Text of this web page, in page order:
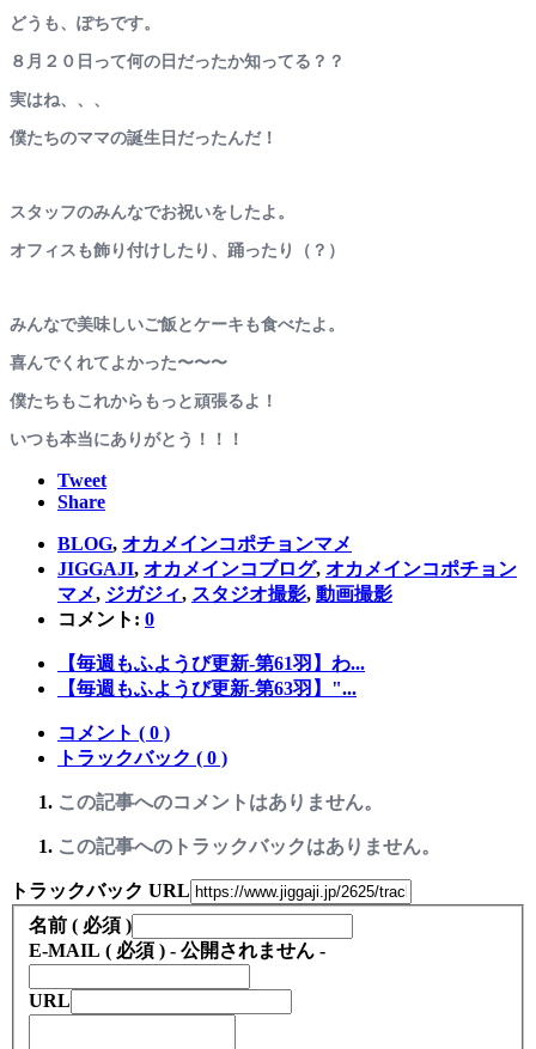
どうも、ぽちです。
８月２０日って何の日だったか知ってる？？
実はね、、、
僕たちのママの誕生日だったんだ！
スタッフのみんなでお祝いをしたよ。
オフィスも飾り付けしたり、踊ったり（？）
みんなで美味しいご飯とケーキも食べたよ。
喜んでくれてよかった〜〜〜
僕たちもこれからもっと頑張るよ！
いつも本当にありがとう！！！
Tweet
Share
BLOG, オカメインコポチョンマメ
JIGGAJI, オカメインコブログ, オカメインコポチョン
マメ, ジガジィ, スタジオ撮影, 動画撮影
コメント: 0
【毎週もふようび更新-第61羽】わ...
【毎週もふようび更新-第63羽】"...
コメント ( 0 )
トラックバック ( 0 )
この記事へのコメントはありません。
この記事へのトラックバックはありません。
トラックバック URL
名前 ( 必須 )
E-MAIL ( 必須 ) - 公開されません -
URL